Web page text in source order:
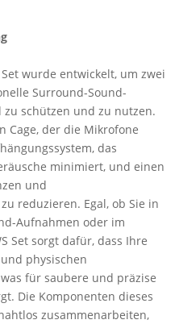
wurde entwickelt, um zwei
Surround-Sound-
schützen und zu nutzen.
Cage, der die Mikrofone
das
minimiert, und einen
und
reduzieren. Egal, ob Sie in
Aufnahmen oder im
Set sorgt dafür, dass Ihre
physischen
für saubere und präzise
Die Komponenten dieses
zusammenarbeiten,